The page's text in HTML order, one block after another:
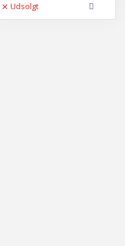
Udsolgt